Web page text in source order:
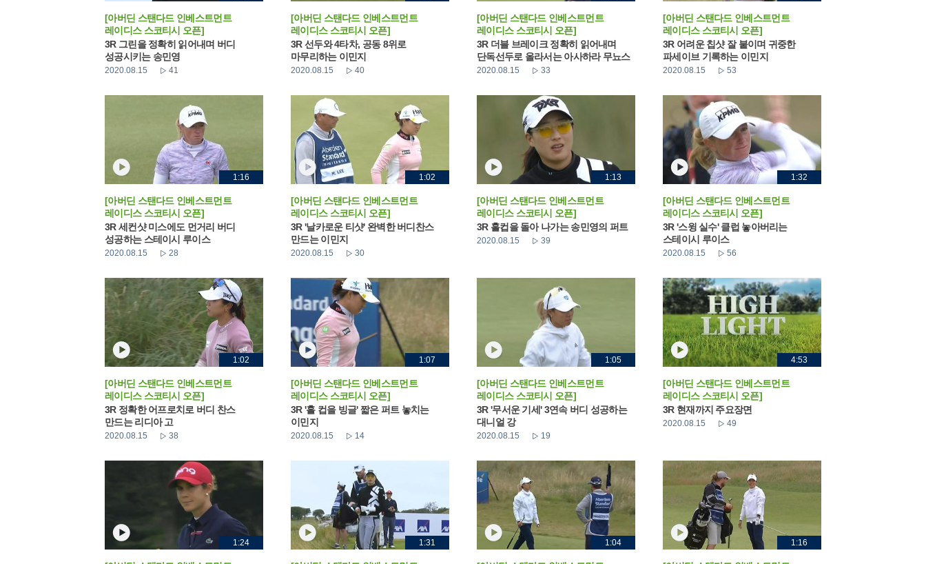
[아버딘 스탠다드 인베스트먼트
레이디스 스코티시 오픈]
3R 그린을 정확히 읽어내며 버디
성공시키는 송민영
2020.08.15 41
[아버딘 스탠다드 인베스트먼트
레이디스 스코티시 오픈]
3R 선두와 4타차, 공동 8위로
마무리하는 이민지
2020.08.15 40
[아버딘 스탠다드 인베스트먼트
레이디스 스코티시 오픈]
3R 더블 브레이크 정확히 읽어내며
단독선두로 올라서는 아사하라 무뇨스
2020.08.15 33
[아버딘 스탠다드 인베스트먼트
레이디스 스코티시 오픈]
3R 어려운 칩샷 잘 붙이며 귀중한
파세이브 기록하는 이민지
2020.08.15 53
1:16
[아버딘 스탠다드 인베스트먼트
레이디스 스코티시 오픈]
3R 세컨샷 미스에도 먼거리 버디
성공하는 스테이시 루이스
2020.08.15 28
1:02
[아버딘 스탠다드 인베스트먼트
레이디스 스코티시 오픈]
3R '날카로운 티샷' 완벽한 버디찬스
만드는 이민지
2020.08.15 30
1:13
[아버딘 스탠다드 인베스트먼트
레이디스 스코티시 오픈]
3R 홀컵을 돌아 나가는 송민영의 퍼트
2020.08.15 39
1:32
[아버딘 스탠다드 인베스트먼트
레이디스 스코티시 오픈]
3R '스윙 실수' 클럽 놓아버리는
스테이시 루이스
2020.08.15 56
1:02
[아버딘 스탠다드 인베스트먼트
레이디스 스코티시 오픈]
3R 정확한 어프로치로 버디 찬스
만드는 리디아 고
2020.08.15 38
1:07
[아버딘 스탠다드 인베스트먼트
레이디스 스코티시 오픈]
3R '홀 컵을 빙글' 짧은 퍼트 놓치는
이민지
2020.08.15 14
1:05
[아버딘 스탠다드 인베스트먼트
레이디스 스코티시 오픈]
3R '무서운 기세' 3연속 버디 성공하는
대니얼 강
2020.08.15 19
4:53
[아버딘 스탠다드 인베스트먼트
레이디스 스코티시 오픈]
3R 현재까지 주요장면
2020.08.15 49
1:24 1:31 1:04 1:16